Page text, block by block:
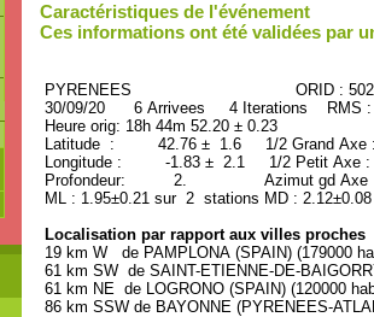
Caractéristiques de l'événement
Ces informations ont été validées par
PYRENEES ORID :
30/09/20 6 Arrivees 4 Iterations RMS
Heure orig: 18h 44m 52.20 ± 0.23
Latitude : 42.76 ± 1.6 1/2 Grand
Longitude : -1.83 ± 2.1 1/2 Petit Axe
Profondeur: 2. Azimut gd Axe :
ML : 1.95±0.21 sur 2 stations MD :
Localisation par rapport aux villes proches
19 km W de PAMPLONA (SPAIN) (179000
61 km SW de SAINT-ETIENNE-DE-
61 km NE de LOGRONO (SPAIN) (120000
86 km SSW de BAYONNE (PYRENEES-